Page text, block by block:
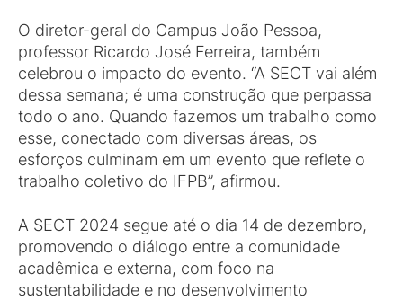
O diretor-geral do Campus João Pessoa,
professor Ricardo José Ferreira, também
celebrou o impacto do evento. “A SECT vai além
dessa semana; é uma construção que perpassa
todo o ano. Quando fazemos um trabalho como
esse, conectado com diversas áreas, os
esforços culminam em um evento que reflete o
trabalho coletivo do IFPB”, afirmou.
A SECT 2024 segue até o dia 14 de dezembro,
promovendo o diálogo entre a comunidade
acadêmica e externa, com foco na
sustentabilidade e no desenvolvimento